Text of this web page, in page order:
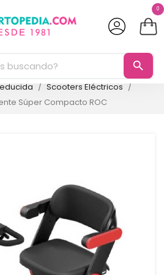
0
search
Scooters Eléctricos
Súper Compacto ROC